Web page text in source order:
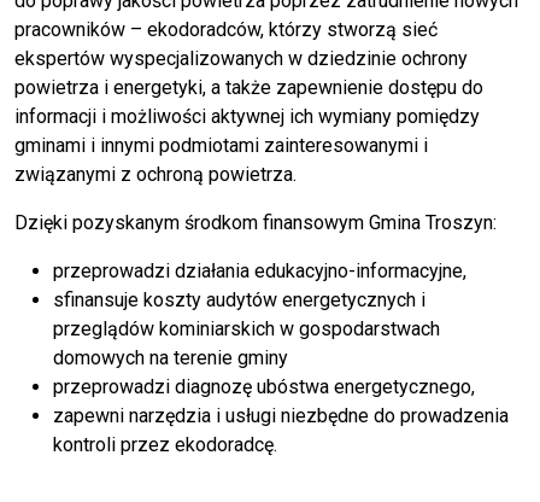
pracowników – ekodoradców, którzy stworzą sieć
ekspertów wyspecjalizowanych w dziedzinie ochrony
powietrza i energetyki, a także zapewnienie dostępu do
informacji i możliwości aktywnej ich wymiany pomiędzy
gminami i innymi podmiotami zainteresowanymi i
związanymi z ochroną powietrza.
Dzięki pozyskanym środkom finansowym Gmina Troszyn:
przeprowadzi działania edukacyjno-informacyjne,
sfinansuje koszty audytów energetycznych i
przeglądów kominiarskich w gospodarstwach
domowych na terenie gminy
przeprowadzi diagnozę ubóstwa energetycznego,
zapewni narzędzia i usługi niezbędne do prowadzenia
kontroli przez ekodoradcę.